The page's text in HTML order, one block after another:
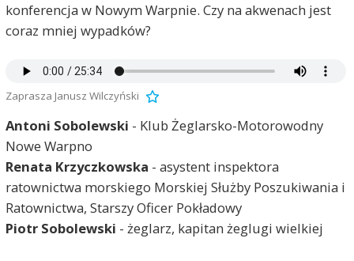
konferencja w Nowym Warpnie. Czy na akwenach jest
coraz mniej wypadków?
Zaprasza Janusz Wilczyński
Antoni Sobolewski - Klub Żeglarsko-Motorowodny
Nowe Warpno
Renata Krzyczkowska - asystent inspektora
ratownictwa morskiego Morskiej Służby Poszukiwania i
Ratownictwa, Starszy Oficer Pokładowy
Piotr Sobolewski - żeglarz, kapitan żeglugi wielkiej